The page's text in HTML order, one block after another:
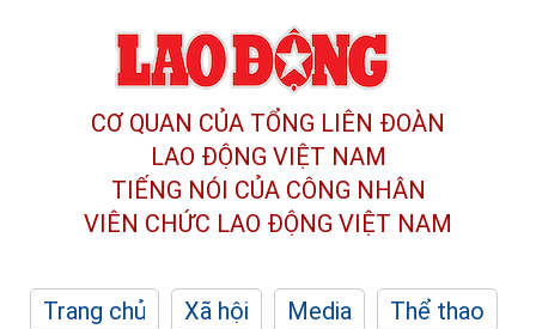
CƠ QUAN CỦA TỔNG LIÊN ĐOÀN
LAO ĐỘNG VIỆT NAM
TIẾNG NÓI CỦA CÔNG NHÂN
VIÊN CHỨC LAO ĐỘNG VIỆT NAM
Trang chủ Xã hội Media
Thể thao